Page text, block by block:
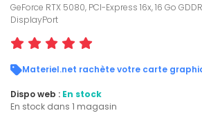
GeForce RTX 5080, PCI-Express 16x, 16 Go
DisplayPort
Materiel.net rachète votre carte
Dispo web : En stock
En stock dans 1 magasin